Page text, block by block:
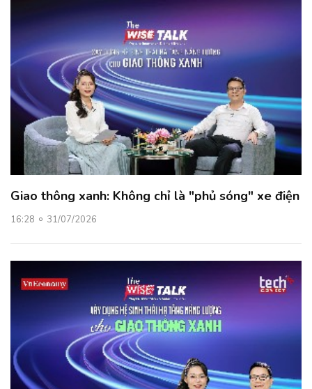
Giao thông xanh: Không chỉ là "phủ sóng" xe điện
16:28 31/07/2026